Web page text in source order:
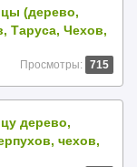
(дерево,
Таруса, Чехов,
Просмотры: 715
дерево,
чехов,